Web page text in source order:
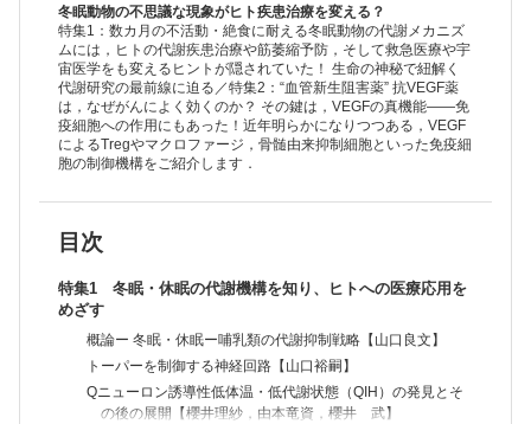
概論ー VEGFの過剰は血管と免疫の両面から腫瘍微小環境の悪化をもた
らす【髙倉伸幸】
Treg/MDSCから見たVEGF標的治療の展望【桃井悠作，西川博嘉】
VEGFによるCD8＋T細胞の機能制御と治療への応用【町山裕知，小山
正平】
血管新生阻害剤による腫瘍関連マクロファージ制御【菰原義弘，田中俊
英，武笠晃丈】
連載
過剰な脂肪分解を防ぐ？ 脂肪組織における好中球の新たな役割【髙田
AIは医学研究をどう変えるか？【小泉 周】
生成AI基盤モデルによるvirtual cell実現に向けた取り組み【山田泰永】
ラボ百景
しなやかに挑む，幹細胞研究を拓くプロテオーム解析【岩崎未央】
カレントトピックス
原因遺伝子から表現型に至る道筋を可視化【太田峰人】
ウイルス・免疫による組織損傷と組織修復のバランス調整が重要【一瀬
冬眠動物の不思議な現象がヒト疾患治療を変える？
特集1：数カ月の不活動・絶食に耐える冬眠動物の代謝メカニズ
ムには，ヒトの代謝疾患治療や筋萎縮予防，そして救急医療や宇
宙医学をも変えるヒントが隠されていた！ 生命の神秘で紐解く
代謝研究の最前線に迫る／特集2：“血管新生阻害薬” 抗VEGF薬
は，なぜがんによく効くのか？ その鍵は，VEGFの真機能――免
疫細胞への作用にもあった！近年明らかになりつつある，VEGF
によるTregやマクロファージ，骨髄由来抑制細胞といった免疫細
胞の制御機構をご紹介します．
目次
特集1 冬眠・休眠の代謝機構を知り、ヒトへの医療応用を
めざす
概論ー 冬眠・休眠ー哺乳類の代謝抑制戦略【山口良文】
トーパーを制御する神経回路【山口裕嗣】
Qニューロン誘導性低体温・低代謝状態（QIH）の発見とそ
の後の展開【櫻井理紗，由本竜資，櫻井 武】